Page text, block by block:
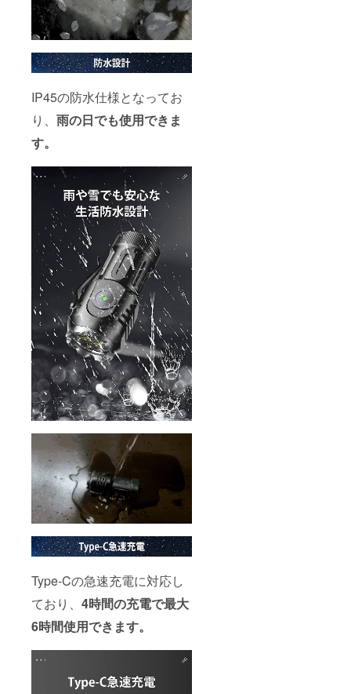
IP45の防水仕様となってお
り、 雨の日でも使用できま
す。
Type-Cの急速充電に対応し
ており、 4時間の充電で最大
6時間使用できます。